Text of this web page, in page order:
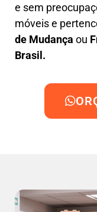
e sem
móveis e
de Mudança ou
Brasil.